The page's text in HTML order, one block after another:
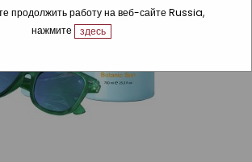
продолжить работу на веб-сайте Russia,
нажмите
здесь